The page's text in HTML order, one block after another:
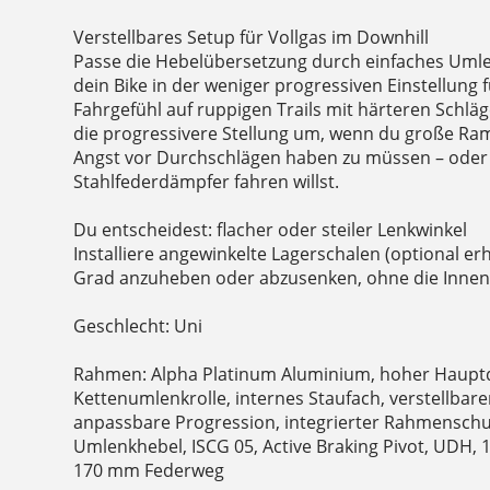
Verstellbares Setup für Vollgas im Downhill
Passe die Hebelübersetzung durch einfaches
dein Bike in der weniger progressiven Einstellung
Fahrgefühl auf ruppigen Trails mit härteren
die progressivere Stellung um, wenn du große
Angst vor Durchschlägen haben zu müssen –
Stahlfederdämpfer fahren willst.
Du entscheidest: flacher oder steiler Lenkwinkel
Installiere angewinkelte Lagerschalen (optional
Grad anzuheben oder abzusenken, ohne die
Geschlecht: Uni
Rahmen: Alpha Platinum Aluminium, hoher
Kettenumlenkrolle, internes Staufach,
anpassbare Progression, integrierter
Umlenkhebel, ISCG 05, Active Braking Pivot, UDH,
170 mm Federweg